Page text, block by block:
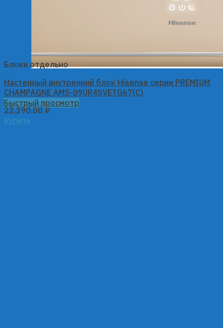
Быстрый просмотр
Блоки отдельно
Настенный внутренний блок Hisense серии PREMIUM
CHAMPAGNE AMS-09UR4SVETG67(C)
22,390.00₽
Купить